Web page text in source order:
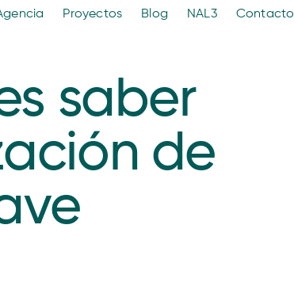
Proyectos Blog NAL3 Contacto
saber
de